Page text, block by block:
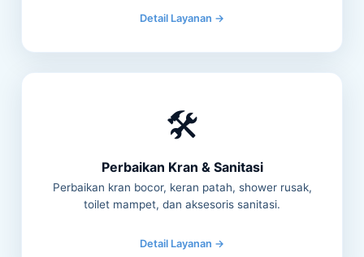
Detail Layanan →
🛠️
Perbaikan Kran & Sanitasi
Perbaikan kran bocor, keran patah, shower rusak,
toilet mampet, dan aksesoris sanitasi.
Detail Layanan →